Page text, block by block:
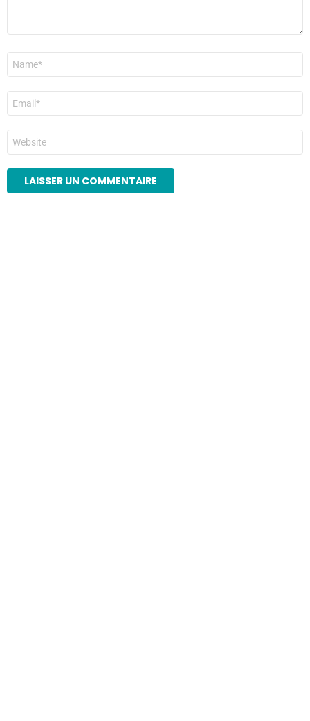
Nom
E-
mail
*
Site
web